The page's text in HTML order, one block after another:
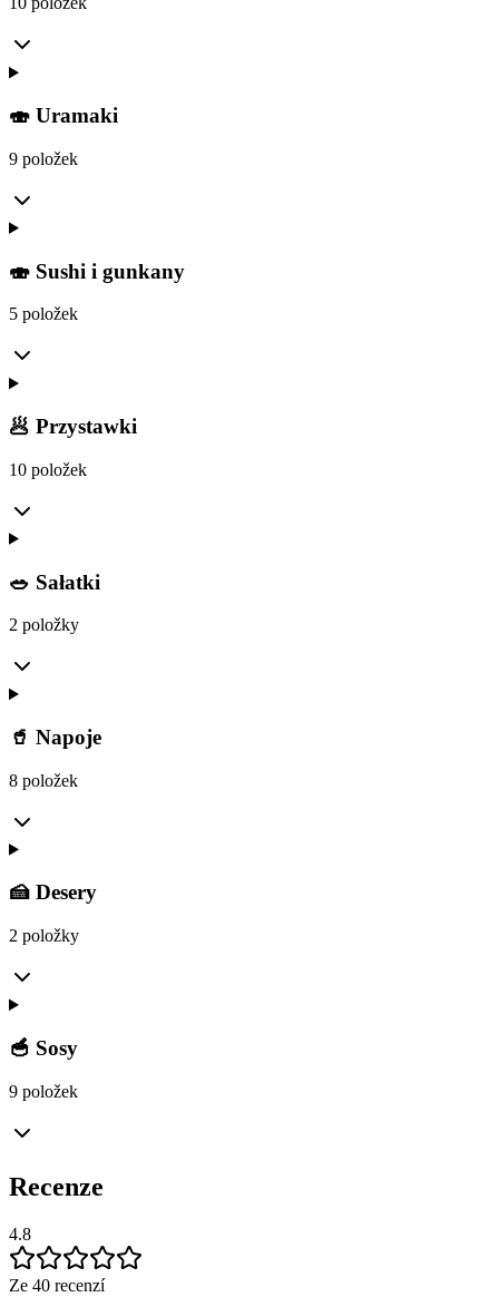
🍣 Uramaki
9 položek
🍣 Sushi i gunkany
5 položek
🥟 Przystawki
10 položek
🥗 Sałatki
2 položky
🥤 Napoje
8 položek
🍰 Desery
2 položky
🥣 Sosy
9 položek
Recenze
4.8
Ze 40 recenzí